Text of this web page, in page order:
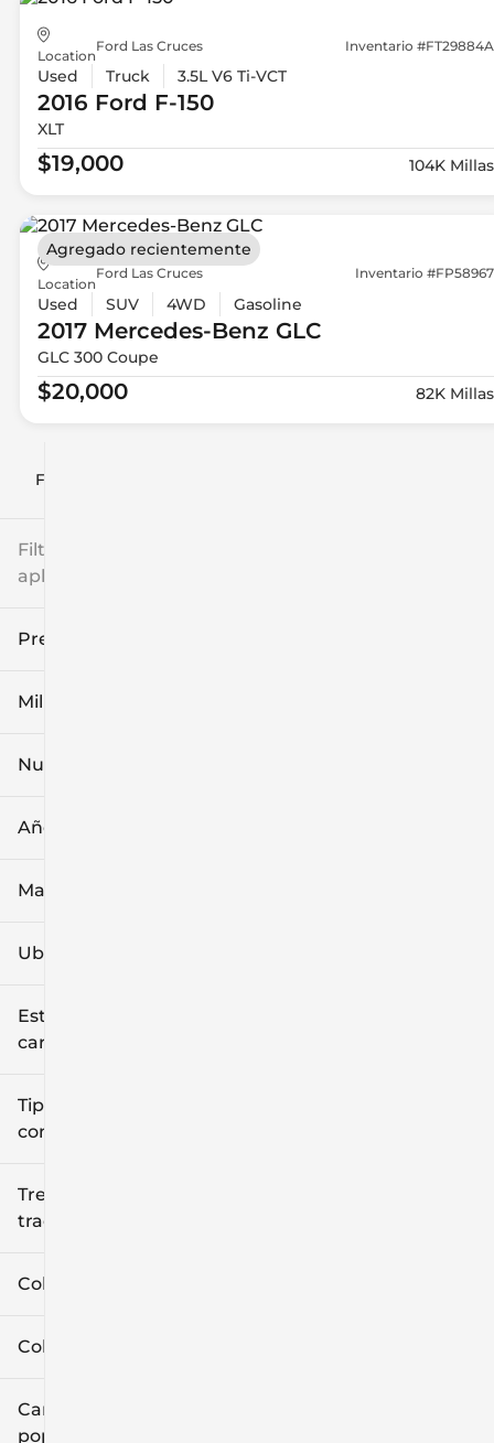
Filtrar por
Filtros
aplicados
Precio
Millaje
Nuevo o usado
Año
Marca
Ubicación
Estilo de
carrocería
Tipo de
combustible
Tren de
tracción
Color exterior
Color interior
Características
populares
Location
Ford Las Cruces Inventario #FT29884A
Used Truck 3.5L V6 Ti-VCT
2016 Ford F-150
XLT
$19,000 104K Millas
Location
Ford Las Cruces Inventario #FP58967
Used SUV 4WD Gasoline
2017 Mercedes-Benz GLC
GLC 300 Coupe
$20,000 82K Millas
Agregado recientemente